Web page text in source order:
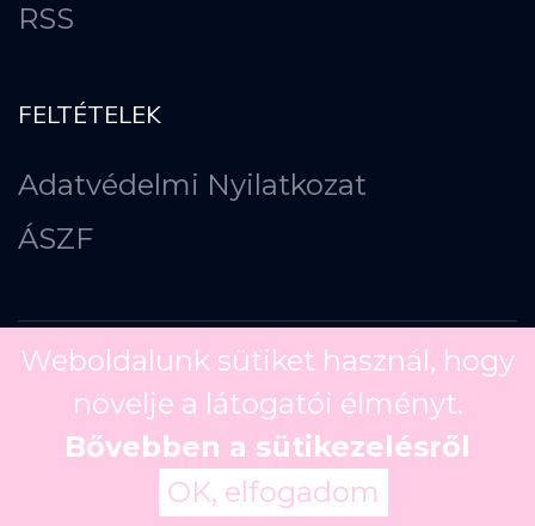
RSS
FELTÉTELEK
Adatvédelmi Nyilatkozat
ÁSZF
Copyright © 2026
Weboldalunk sütiket használ, hogy
növelje a látogatói élményt.
Bővebben a sütikezelésről
OK, elfogadom